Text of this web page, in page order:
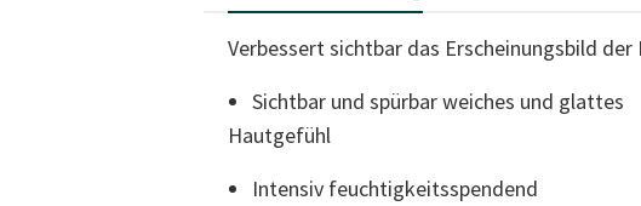
Verbessert sichtbar das Erscheinungsbild
Sichtbar und spürbar weiches und glattes
Hautgefühl
Intensiv feuchtigkeitsspendend